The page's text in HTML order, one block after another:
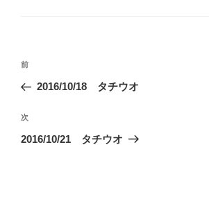
投
ビ
ゲ
前
の
稿
前
2016/10/18 タチウオ
次
の
次
2016/10/21 タチウオ